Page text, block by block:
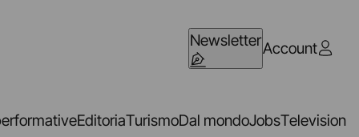
NewsletterAccount
EditoriaTurismoDal mondoJobsTelevision